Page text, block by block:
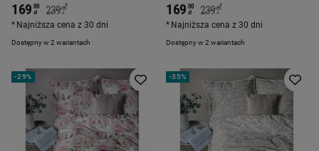
Dostępny w 2 wariantach
169 00
zł 239 00
zł
*
Najniższa cena z 30 dni
Dostępny w 2 wariantach
169 00
zł 239 00
zł
*
Najniższa cena z 30 dni
-29% -35%